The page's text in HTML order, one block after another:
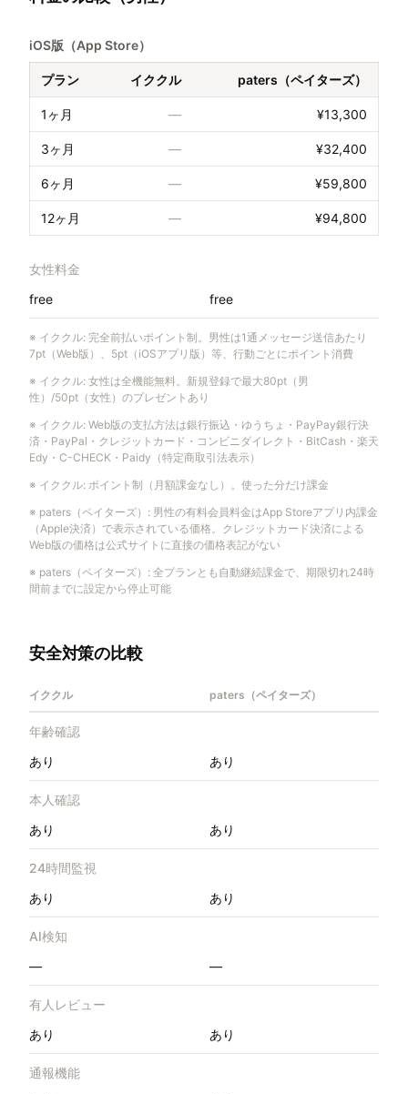
iOS版（App Store）
プラン イククル paters（ペイターズ）
1ヶ月 — ¥13,300
3ヶ月 — ¥32,400
6ヶ月 — ¥59,800
12ヶ月 — ¥94,800
女性料金
free
free
※ イククル: 完全前払いポイント制。男性は1通メッセージ送信あたり
7pt（Web版）、5pt（iOSアプリ版）等、行動ごとにポイント消費
※ イククル: 女性は全機能無料。新規登録で最大80pt（男
性）/50pt（女性）のプレゼントあり
※ イククル: Web版の支払方法は銀行振込・ゆうちょ・PayPay銀行決
済・PayPal・クレジットカード・コンビニダイレクト・BitCash・楽天
Edy・C-CHECK・Paidy（特定商取引法表示）
※ イククル: ポイント制（月額課金なし）。使った分だけ課金
※ paters（ペイターズ） : 男性の有料会員料金はApp Storeアプリ内課金
（Apple決済）で表示されている価格。クレジットカード決済による
Web版の価格は公式サイトに直接の価格表記がない
※ paters（ペイターズ） : 全プランとも自動継続課金で、期限切れ24時
間前までに設定から停止可能
安全対策の比較
イククル paters（ペイターズ）
年齢確認
あり
あり
本人確認
あり
あり
24時間監視
あり
あり
AI検知
—
—
有人レビュー
あり
あり
通報機能